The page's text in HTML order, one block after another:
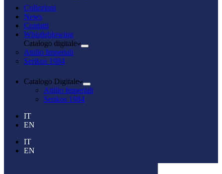
Collezioni
News
Contatti
Whistleblowing
Catalogo digitale
Attilio Imperiali
Serikos 1984
Catalogo Digitale
Attilio Imperiali
Serikos 1984
IT
EN
IT
EN